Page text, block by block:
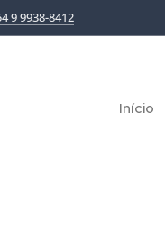
9 9938-8412
Início